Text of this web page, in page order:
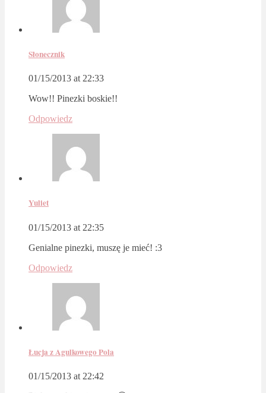
Słonecznik
01/15/2013 at 22:33
Wow!! Pinezki boskie!!
Odpowiedz
Yuliet
01/15/2013 at 22:35
Genialne pinezki, muszę je mieć! :3
Odpowiedz
Łucja z Agulkowego Pola
01/15/2013 at 22:42